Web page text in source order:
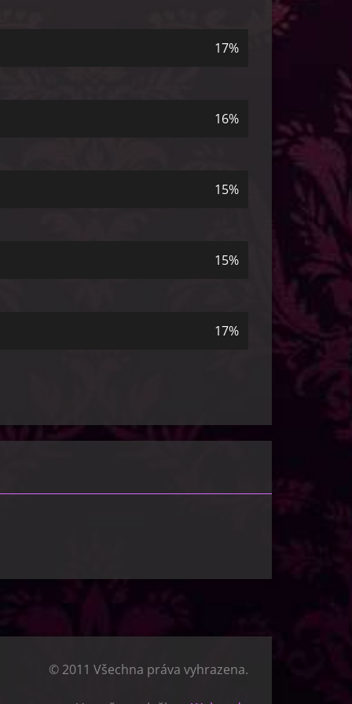
17%
16%
15%
15%
17%
© 2011 Všechna práva vyhrazena.